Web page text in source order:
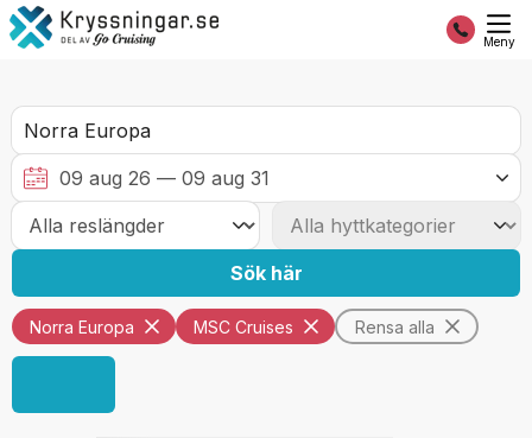
Meny
Sök här
Norra Europa MSC Cruises Rensa alla